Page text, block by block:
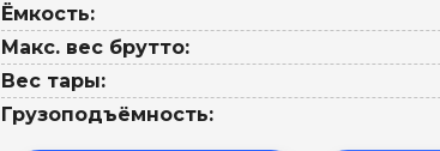
Ёмкость:
Макс. вес брутто:
Вес тары:
Грузоподъёмность: